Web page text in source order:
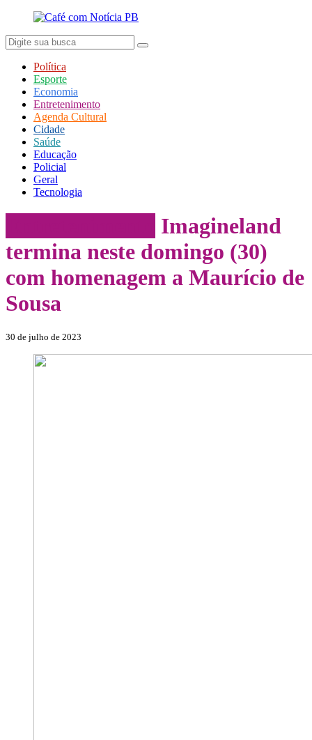
Política
Esporte
Economia
Entretenimento
Agenda Cultural
Cidade
Saúde
Educação
Policial
Geral
Tecnologia
Imagineland
termina neste domingo (30)
com homenagem a Maurício de
Sousa
30 de julho de 2023